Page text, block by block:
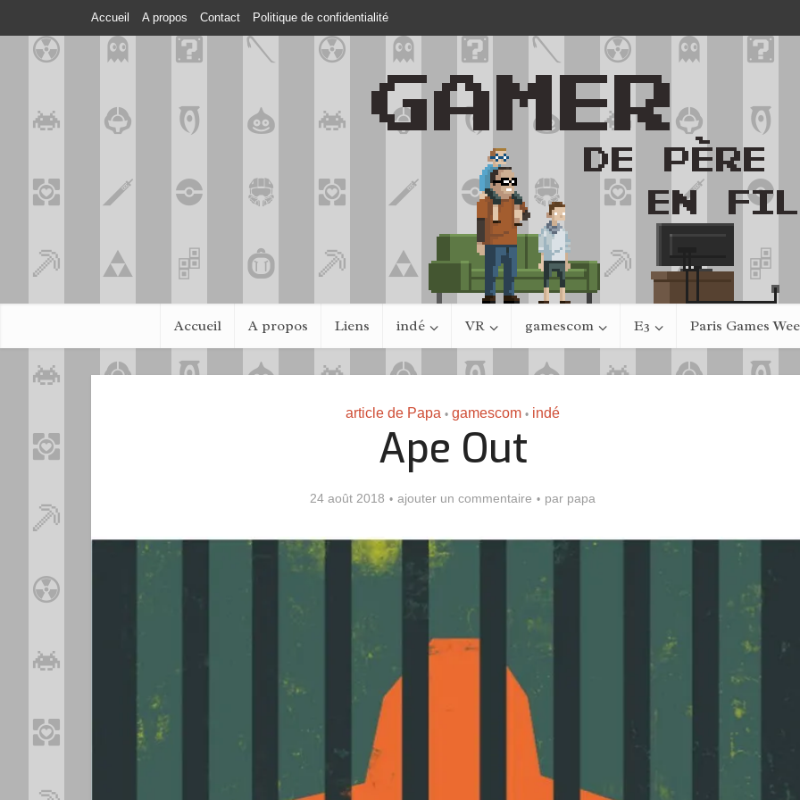
Accueil A propos Contact Politique de confidentialité
Accueil A propos Liens indé VR gamescom E3 Paris Games
article de Papa • gamescom • indé
Ape Out
24 août 2018 ajouter un commentaire par papa
Assassin’s Creed Black